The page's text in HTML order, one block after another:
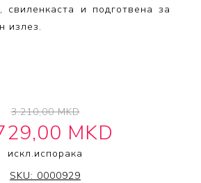
свиленкаста и подготвена за
излез.
3.210,00 MKD
MKD
искл.испорака
IT'S A 10 HAIRCARE
SKU: 0000929